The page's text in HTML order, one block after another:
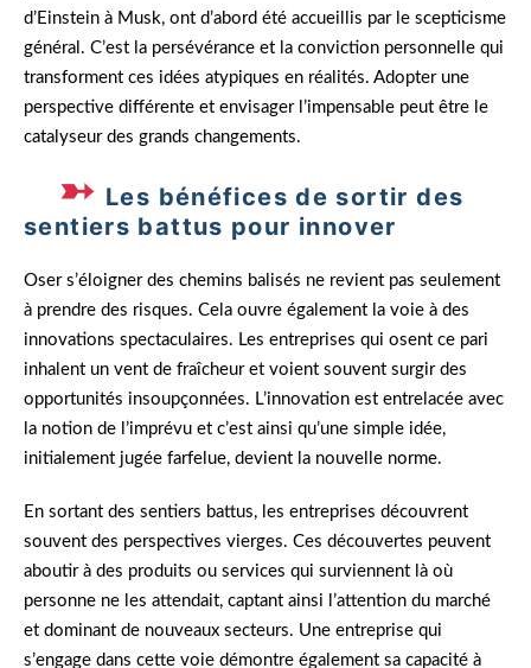
d’Einstein à Musk, ont d’abord été accueillis par le scepticisme
général. C’est la persévérance et la conviction personnelle qui
transforment ces idées atypiques en réalités. Adopter une
perspective différente et envisager l’impensable peut être le
catalyseur des grands changements.
Les bénéfices de sortir des
sentiers battus pour innover
Oser s’éloigner des chemins balisés ne revient pas seulement
à prendre des risques. Cela ouvre également la voie à des
innovations spectaculaires. Les entreprises qui osent ce pari
inhalent un vent de fraîcheur et voient souvent surgir des
opportunités insoupçonnées. L’innovation est entrelacée avec
la notion de l’imprévu et c’est ainsi qu’une simple idée,
initialement jugée farfelue, devient la nouvelle norme.
En sortant des sentiers battus, les entreprises découvrent
souvent des perspectives vierges. Ces découvertes peuvent
aboutir à des produits ou services qui surviennent là où
personne ne les attendait, captant ainsi l’attention du marché
et dominant de nouveaux secteurs. Une entreprise qui
s’engage dans cette voie démontre également sa capacité à